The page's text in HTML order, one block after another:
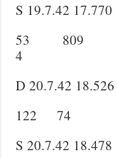
S 19.7.42 17.770
53 809
4 8902-
D 20.7.42 18.526
122
S